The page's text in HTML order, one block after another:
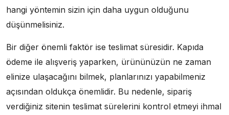
hangi yöntemin sizin için daha uygun olduğunu
düşünmelisiniz.
Bir diğer önemli faktör ise teslimat süresidir. Kapıda
ödeme ile alışveriş yaparken, ürününüzün ne zaman
elinize ulaşacağını bilmek, planlarınızı yapabilmeniz
açısından oldukça önemlidir. Bu nedenle, sipariş
verdiğiniz sitenin teslimat sürelerini kontrol etmeyi ihmal